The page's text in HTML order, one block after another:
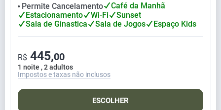
⬤ Permite Cancelamento
Café da Manhã
Estacionamento
Wi-Fi
Sunset
Sala de Ginastica
Sala de Jogos Espaço Kids
1 noite , 2 adultos
R$ 445,00
Impostos e taxas não inclusos
ESCOLHER